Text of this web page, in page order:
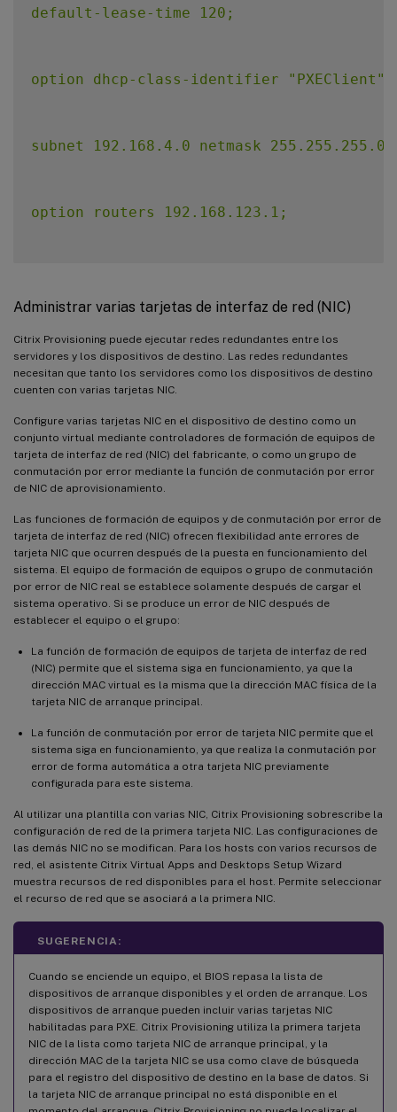
default-lease-time 120;
option dhcp-class-identifier "PXEClient";
subnet 192.168.4.0 netmask 255.255.255.0
option routers 192.168.123.1;
} `
Administrar varias tarjetas de interfaz de red (NIC)
Citrix Provisioning puede ejecutar redes redundantes entre los
servidores y los dispositivos de destino. Las redes redundantes
necesitan que tanto los servidores como los dispositivos de destino
cuenten con varias tarjetas NIC.
Configure varias tarjetas NIC en el dispositivo de destino como un
conjunto virtual mediante controladores de formación de equipos de
tarjeta de interfaz de red (NIC) del fabricante, o como un grupo de
conmutación por error mediante la función de conmutación por error
de NIC de aprovisionamiento.
Las funciones de formación de equipos y de conmutación por error de
tarjeta de interfaz de red (NIC) ofrecen flexibilidad ante errores de
tarjeta NIC que ocurren después de la puesta en funcionamiento del
sistema. El equipo de formación de equipos o grupo de conmutación
por error de NIC real se establece solamente después de cargar el
sistema operativo. Si se produce un error de NIC después de
establecer el equipo o el grupo:
La función de formación de equipos de tarjeta de interfaz de red
(NIC) permite que el sistema siga en funcionamiento, ya que la
dirección MAC virtual es la misma que la dirección MAC física de la
tarjeta NIC de arranque principal.
La función de conmutación por error de tarjeta NIC permite que el
sistema siga en funcionamiento, ya que realiza la conmutación por
error de forma automática a otra tarjeta NIC previamente
configurada para este sistema.
Al utilizar una plantilla con varias NIC, Citrix Provisioning sobrescribe la
configuración de red de la primera tarjeta NIC. Las configuraciones de
las demás NIC no se modifican. Para los hosts con varios recursos de
red, el asistente Citrix Virtual Apps and Desktops Setup Wizard
muestra recursos de red disponibles para el host. Permite seleccionar
el recurso de red que se asociará a la primera NIC.
SUGERENCIA:
Cuando se enciende un equipo, el BIOS repasa la lista de
dispositivos de arranque disponibles y el orden de arranque. Los
dispositivos de arranque pueden incluir varias tarjetas NIC
habilitadas para PXE. Citrix Provisioning utiliza la primera tarjeta
NIC de la lista como tarjeta NIC de arranque principal, y la
dirección MAC de la tarjeta NIC se usa como clave de búsqueda
para el registro del dispositivo de destino en la base de datos. Si
la tarjeta NIC de arranque principal no está disponible en el